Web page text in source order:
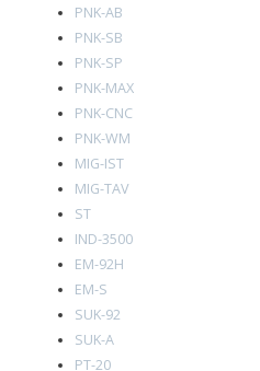
PNK-AB
PNK-SB
PNK-SP
PNK-MAX
PNK-CNC
PNK-WM
MIG-IST
MIG-TAV
ST
IND-3500
EM-92H
EM-S
SUK-92
SUK-A
PT-20